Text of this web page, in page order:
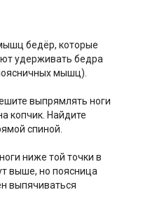
бедёр, которые
удерживать бедра
мышц).
выпрямлять ноги
копчик. Найдите
спиной.
ниже той точки в
выше, но поясница
выпячиваться